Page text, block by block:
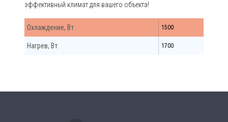
эффективный климат для вашего объекта!
Охлаждение, Вт 1500
Нагрев, Вт 1700